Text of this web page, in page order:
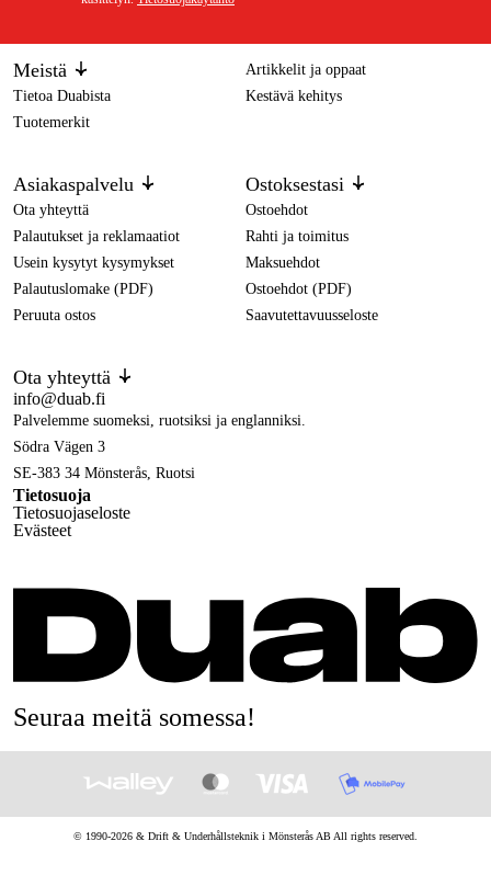
Meistä
Tietoa Duabista
Tuotemerkit
Artikkelit ja oppaat
Kestävä kehitys
Asiakaspalvelu
Ota yhteyttä
Palautukset ja reklamaatiot
Usein kysytyt kysymykset
Palautuslomake (PDF)
Peruuta ostos
Ostoksestasi
Ostoehdot
Rahti ja toimitus
Maksuehdot
Ostoehdot (PDF)
Saavutettavuusseloste
Ota yhteyttä
info@duab.fi
Palvelemme suomeksi, ruotsiksi ja englanniksi.
Södra Vägen 3
SE-383 34 Mönsterås, Ruotsi
Tietosuoja
Tietosuojaseloste
Evästeet
Seuraa meitä somessa!
© 1990-2026 & Drift & Underhållsteknik i Mönsterås ABAll rights reserved.